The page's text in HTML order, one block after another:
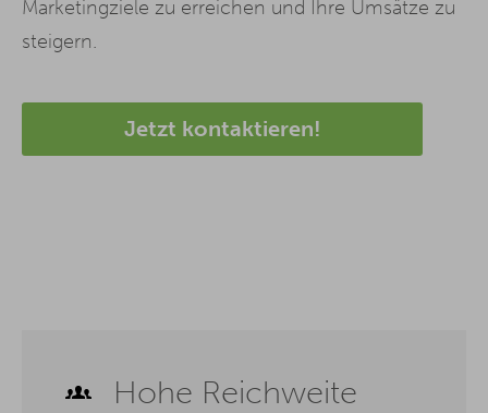
Marketingziele zu erreichen und Ihre Umsätze zu
steigern.
Jetzt kontaktieren!
Hohe Reichweite